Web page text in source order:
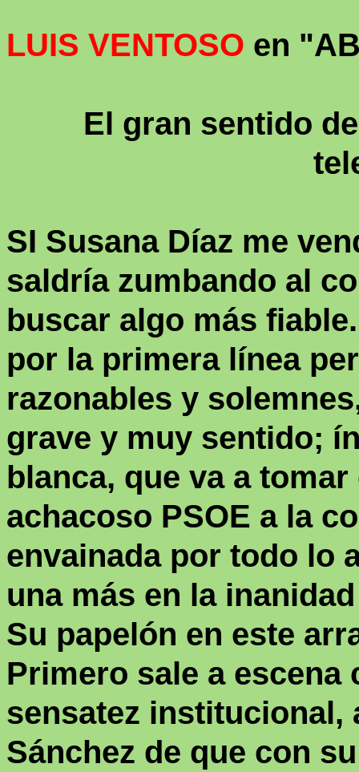
LUIS VENTOSO en
El gran sentido
SI Susana Díaz me
saldría zumbando al
buscar algo más
por la primera línea
razonables y
grave y muy sentido;
blanca, que va a
achacoso PSOE a la
envainada por todo lo
una más en la
Su papelón en este
Primero sale a escena
sensatez institucional,
Sánchez de que con